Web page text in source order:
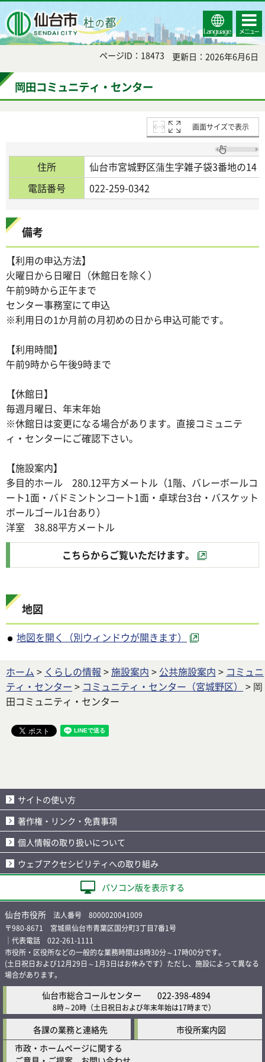
Select
Language
コンテ
ンツメ
ニュー
ページID：18473 更新日：2026年6月6日
岡田コミュニティ・センター
画面サイズで表示
住所
仙台市宮城野区蒲生字雑子袋3番地の14
電話番号
022-259-0342
備考
【利用の申込方法】
火曜日から日曜日（休館日を除く）
午前9時から正午まで
センター事務室にて申込
※利用日の1か月前の月初めの日から申込可能です。
【利用時間】
午前9時から午後9時まで
【休館日】
毎週月曜日、年末年始
※休館日は変更になる場合があります。直接コミュニテ
ィ・センターにご確認下さい。
【施設案内】
多目的ホール 280.12平方メートル（1階、バレーボールコ
ート1面・バドミントンコート1面・卓球台3台・バスケット
ボールゴール1台あり）
洋室 38.88平方メートル
こちらからご覧いただけます。
地図
地図を開く（別ウィンドウが開きます）
ホーム > くらしの情報 >施設案内 > 公共施設案内 > コミュニ
ティ・センター > コミュニティ・センター（宮城野区）
> 岡
田コミュニティ・センター
サイトの使い方
著作権・リンク・免責事項
個人情報の取り扱いについて
ウェブアクセシビリティへの取り組み
パソコン版を表示する
仙台市役所 法人番号 8000020041009
〒980-8671 宮城県仙台市青葉区国分町3丁目7番1号
｜代表電話 022-261-1111
市役所・区役所などの一般的な業務時間は8時30分～17時00分です。
(土日祝日および12月29日～1月3日はお休みです）ただし、施設によって異なる
場合があります。
仙台市総合コールセンター 022-398-4894
8時～20時 （土日祝日および年末年始は17時まで）
各課の業務と連絡先
市役所案内図
市政・ホームページに関する